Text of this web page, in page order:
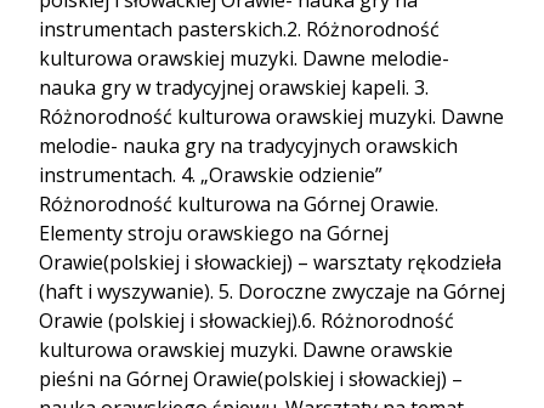
instrumentach pasterskich.2. Różnorodność
kulturowa orawskiej muzyki. Dawne melodie-
nauka gry w tradycyjnej orawskiej kapeli. 3.
Różnorodność kulturowa orawskiej muzyki. Dawne
melodie- nauka gry na tradycyjnych orawskich
instrumentach. 4. „Orawskie odzienie”
Różnorodność kulturowa na Górnej Orawie.
Elementy stroju orawskiego na Górnej
Orawie(polskiej i słowackiej) – warsztaty rękodzieła
(haft i wyszywanie). 5. Doroczne zwyczaje na Górnej
Orawie (polskiej i słowackiej).6. Różnorodność
kulturowa orawskiej muzyki. Dawne orawskie
pieśni na Górnej Orawie(polskiej i słowackiej) –